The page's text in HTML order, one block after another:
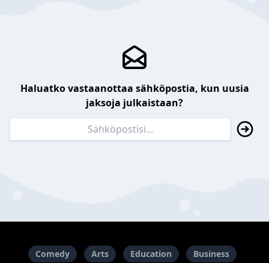
Haluatko vastaanottaa sähköpostia, kun uusia
jaksoja julkaistaan?
Comedy Arts Education
Business